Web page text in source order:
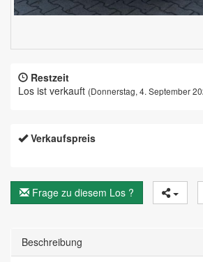
Restzeit
Los ist verkauft (Donnerstag, 4. September
Verkaufspreis
Frage zu diesem Los ?
Beschreibung